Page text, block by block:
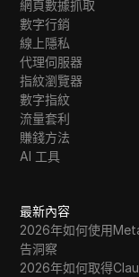
網頁數據抓取
數字行銷
線上隱私
代理伺服器
指紋瀏覽器
數字指紋
流量套利
賺錢方法
AI 工具
最新內容
2026年如何使用
告洞察
2026年如何取得